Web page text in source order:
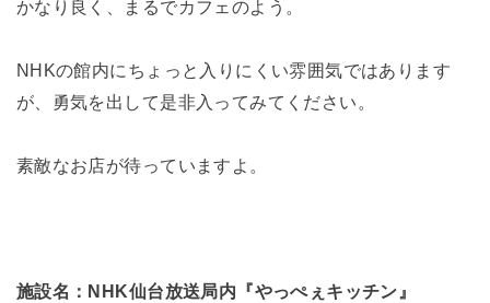
かなり良く、まるでカフェのよう。
NHKの館内にちょっと入りにくい雰囲気ではあります
が、勇気を出して是非入ってみてください。
素敵なお店が待っていますよ。
施設名：NHK仙台放送局内『やっぺぇキッチン』